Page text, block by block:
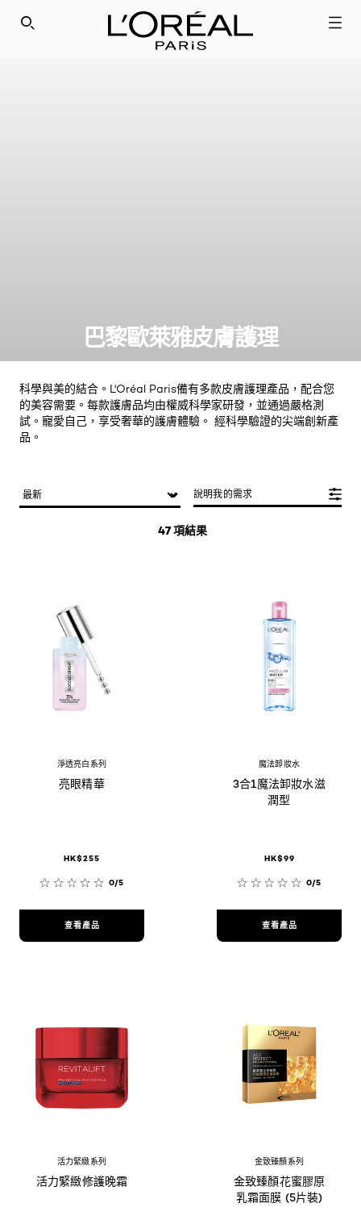
SEARCH THIS SITE
巴黎歐萊雅皮膚護理
科學與美的結合。L'Oréal Paris備有多款皮膚護理產品，配合您
的美容需要。每款護膚品均由權威科學家研發，並通過嚴格測
試。寵愛自己，享受奢華的護膚體驗。 經科學驗證的尖端創新產
品。
47 項結果
說明我的需求
淨透亮白系列
亮眼精華
HK$255
0/5
查看產品
魔法卸妝水
3合1魔法卸妝水滋
潤型
HK$99
0/5
查看產品
活力緊緻系列
活力緊緻修護晚霜
金致臻顏系列
金致臻顏花蜜膠原
乳霜面膜 (5片裝)